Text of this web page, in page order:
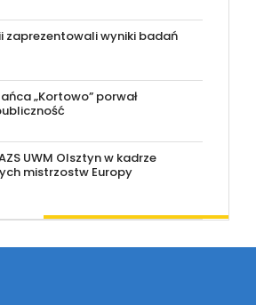
zaprezentowali wyniki badań
„Kortowo” porwał
UWM Olsztyn w kadrze
mistrzostw Europy